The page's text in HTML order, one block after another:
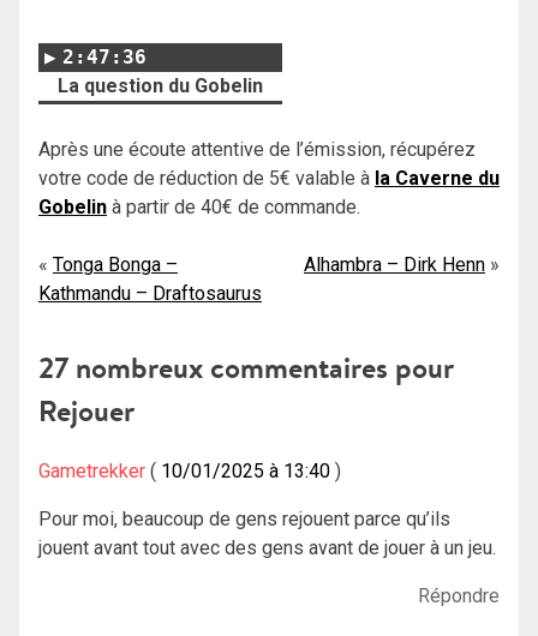
2:47:36
La question du Gobelin
Après une écoute attentive de l’émission, récupérez
votre code de réduction de 5€ valable à la Caverne du
Gobelin à partir de 40€ de commande.
Navigation
de
l’article
Tonga Bonga –
Kathmandu – Draftosaurus
Alhambra – Dirk Henn
27 nombreux commentaires pour
Rejouer
Gametrekker 10/01/2025 à 13:40
Pour moi, beaucoup de gens rejouent parce qu’ils
jouent avant tout avec des gens avant de jouer à un jeu.
Répondre